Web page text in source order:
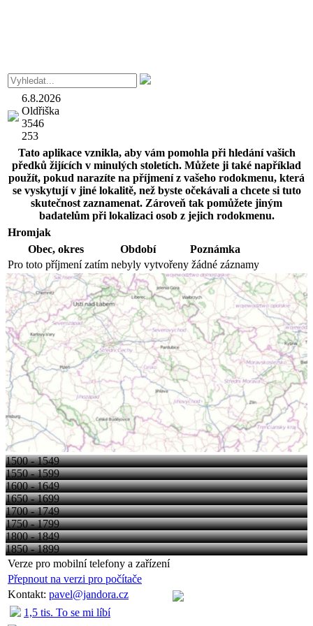
6.8.2026
Oldřiška
3546
253
Tato aplikace vznikla, aby vám pomohla při hledání vašich
předků žijících v minulých stoletích. Můžete ji také například
použít, pokud narazíte na příjmení z vašeho rodokmenu, která
se vyskytují v jiné lokalitě, než byste očekávali a chcete si tuto
skutečnost zaznamenat. Zároveň tak pomůžete jiným
badatelům při lokalizaci osob z jejich rodokmenu.
Hromjak
Obec, okres Období
Poznámka
Pro toto příjmení zatím nebyly vytvořeny žádné záznamy
1500 - 1549
1550 - 1599
1600 - 1649
1650 - 1699
1700 - 1749
1750 - 1799
1800 - 1849
1850 - 1899
Verze pro mobilní telefony a zařízení
Přepnout na verzi pro počítače
Kontakt: pavel@jandora.cz
1,5 tis. To se mi líbí